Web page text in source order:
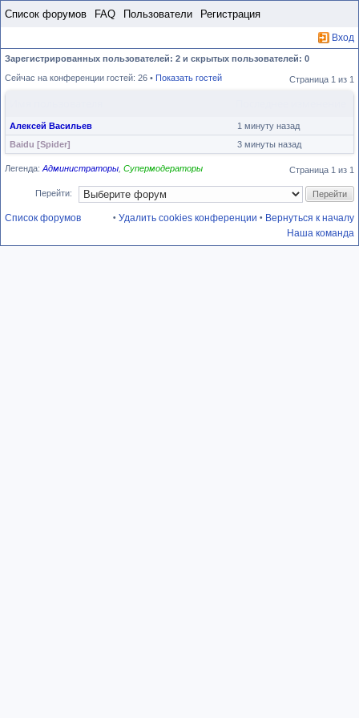
Список форумов FAQ Пользователи Регистрация
Вход
Зарегистрированных пользователей: 2 и скрытых пользователей: 0
Сейчас на конференции гостей: 26 • Показать гостей Страница 1 из 1
Алексей Васильев
1 минуту назад
Baidu [Spider]
3 минуты назад
Легенда: Администраторы Супермодераторы Страница 1 из 1
Перейти:
Список форумов • Вернуться к началу
• Удалить cookies конференции
Наша команда